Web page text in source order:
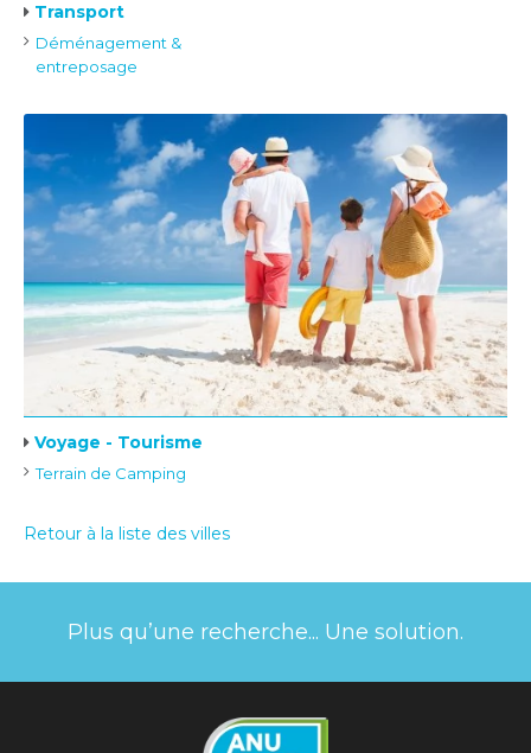
Transport
Déménagement &
entreposage
Voyage - Tourisme
Terrain de Camping
Retour à la liste des villes
Plus qu’une recherche... Une solution.